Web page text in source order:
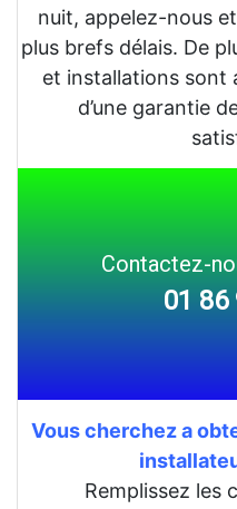
nuit, appelez-nous
plus brefs délais. De
et installations sont
d’une garantie
Contactez-
01 86
Vous cherchez a
Remplissez les